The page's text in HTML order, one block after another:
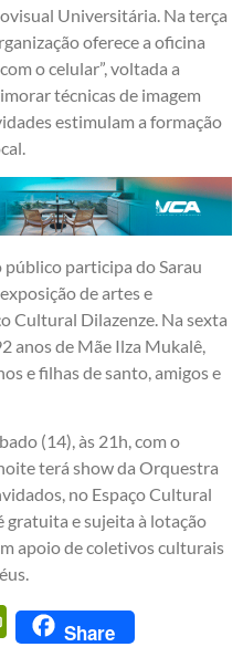
Universitária. Na terça
oferece a oficina
o celular”, voltada a
técnicas de imagem
estimulam a formação
participa do Sarau
de artes e
Cultural Dilazenze. Na sexta
anos de Mãe Ilza Mukalê,
e filhas de santo, amigos e
(14), às 21h, com o
terá show da Orquestra
no Espaço Cultural
gratuita e sujeita à lotação
apoio de coletivos culturais
PrintFriendly
Share